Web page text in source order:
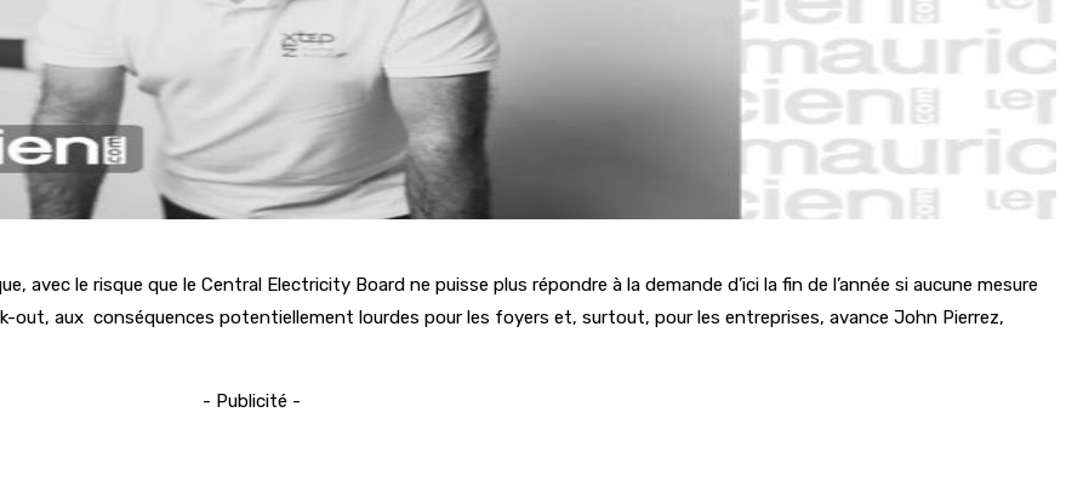
avec le risque que le Central Electricity Board ne puisse plus répondre à la demande d’ici la fin de l’année si aucune mesure
out, aux conséquences potentiellement lourdes pour les foyers et, surtout, pour les entreprises, avance John Pierrez,
- Publicité -